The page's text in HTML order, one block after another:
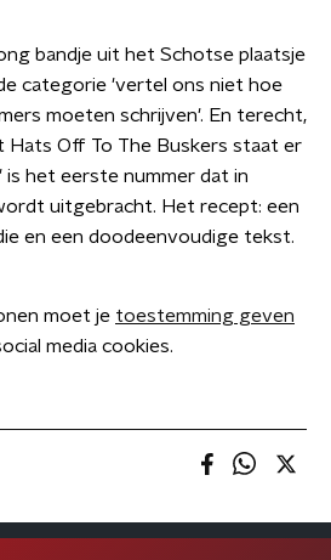
bandje uit het Schotse plaatsje
categorie 'vertel ons niet hoe
moeten schrijven'. En terecht,
Hats Off To The Buskers staat er
is het eerste nummer dat in
uitgebracht. Het recept: een
en een doodeenvoudige tekst.
moet je toestemming geven
media cookies.